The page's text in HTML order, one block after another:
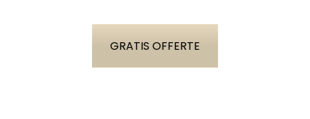
GRATIS OFFERTE